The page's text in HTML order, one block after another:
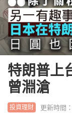
特朗普上
曾淵滄
投資理財 更新時間